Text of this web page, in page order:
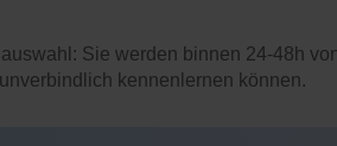
Sie werden binnen 24-48h
kennenlernen können.